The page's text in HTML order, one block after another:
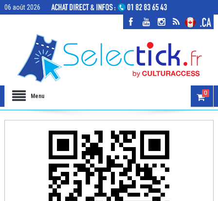
06 août 2026
Menu 0